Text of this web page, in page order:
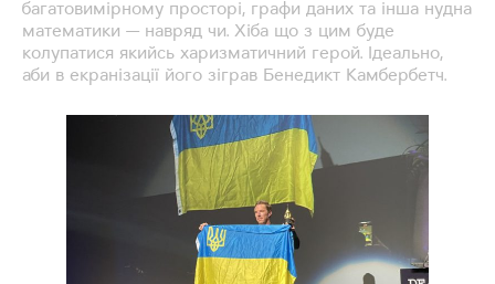
багатовимірному просторі, графи даних та інша нудна
математики — навряд чи. Хіба що з цим буде
колупатися якийсь харизматичний герой. Ідеально,
аби в екранізації його зіграв Бенедикт Камбербетч.